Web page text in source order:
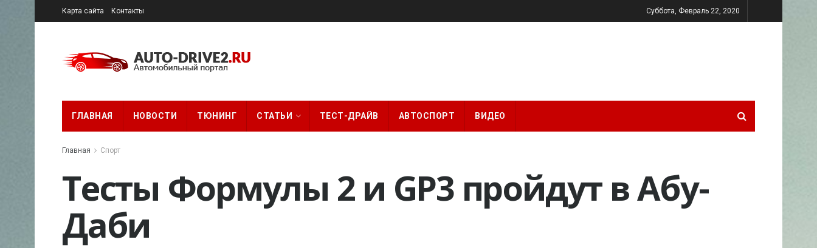
Карта сайта Контакты Суббота, Февраль 22, 2020
ГЛАВНАЯ НОВОСТИ ТЮНИНГ СТАТЬИ ТЕСТ-ДРАЙВ АВТОСПОРТ ВИДЕО
Главная Спорт
Тесты Формулы 2 и GP3 пройдут в Абу-
Даби